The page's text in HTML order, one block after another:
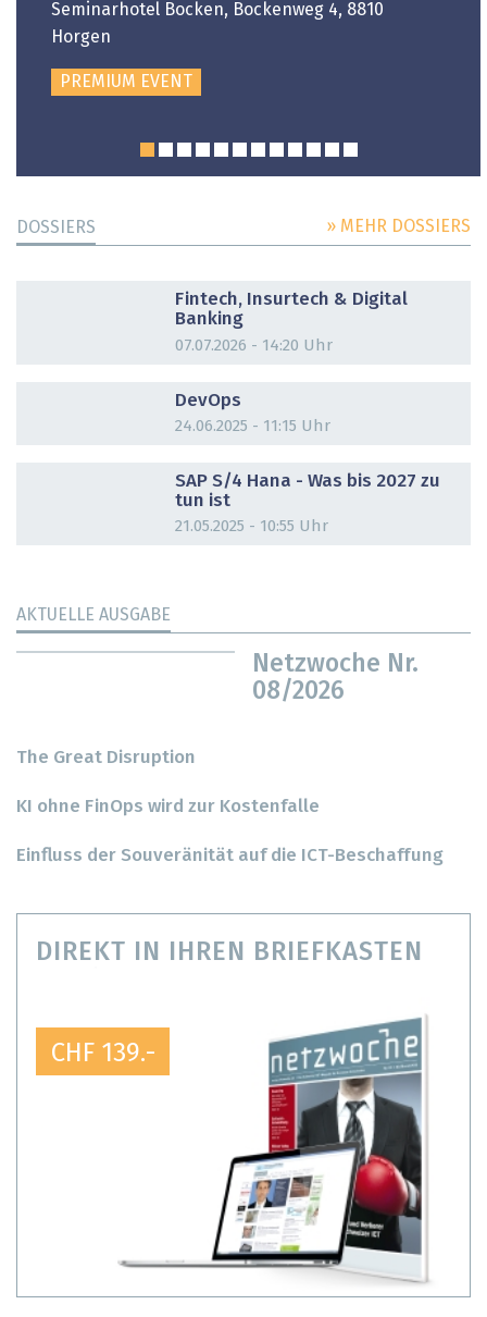
Seminarhotel Bocken, Bockenweg 4, 8810
Horgen
PREMIUM EVENT
DOSSIERS » MEHR DOSSIERS
Fintech, Insurtech & Digital
Banking
07.07.2026 - 14:20 Uhr
DevOps
24.06.2025 - 11:15 Uhr
SAP S/4 Hana - Was bis 2027 zu
tun ist
21.05.2025 - 10:55 Uhr
AKTUELLE AUSGABE
Netzwoche Nr.
08/2026
The Great Disruption
KI ohne FinOps wird zur Kostenfalle
Einfluss der Souveränität auf die ICT-Beschaffung
DIREKT IN IHREN BRIEFKASTEN
CHF 139.-